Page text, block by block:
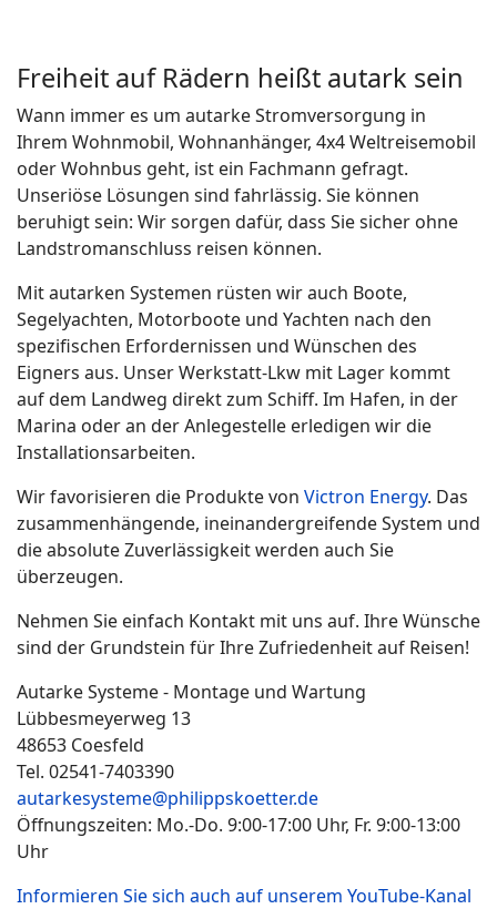
Freiheit auf Rädern heißt autark sein
Wann immer es um autarke Stromversorgung in
Ihrem Wohnmobil, Wohnanhänger, 4x4 Weltreisemobil
oder Wohnbus geht, ist ein Fachmann gefragt.
Unseriöse Lösungen sind fahrlässig. Sie können
beruhigt sein: Wir sorgen dafür, dass Sie sicher ohne
Landstromanschluss reisen können.
Mit autarken Systemen rüsten wir auch Boote,
Segelyachten, Motorboote und Yachten nach den
spezifischen Erfordernissen und Wünschen des
Eigners aus. Unser Werkstatt-Lkw mit Lager kommt
auf dem Landweg direkt zum Schiff. Im Hafen, in der
Marina oder an der Anlegestelle erledigen wir die
Installationsarbeiten.
Wir favorisieren die Produkte von Victron Energy. Das
zusammenhängende, ineinandergreifende System und
die absolute Zuverlässigkeit werden auch Sie
überzeugen.
Nehmen Sie einfach Kontakt mit uns auf. Ihre Wünsche
sind der Grundstein für Ihre Zufriedenheit auf Reisen!
Autarke Systeme - Montage und Wartung
Lübbesmeyerweg 13
48653 Coesfeld
Tel. 02541-7403390
autarkesysteme@philippskoetter.de
Öffnungszeiten: Mo.-Do. 9:00-17:00 Uhr, Fr. 9:00-13:00
Uhr
Informieren Sie sich auch auf unserem YouTube-Kanal